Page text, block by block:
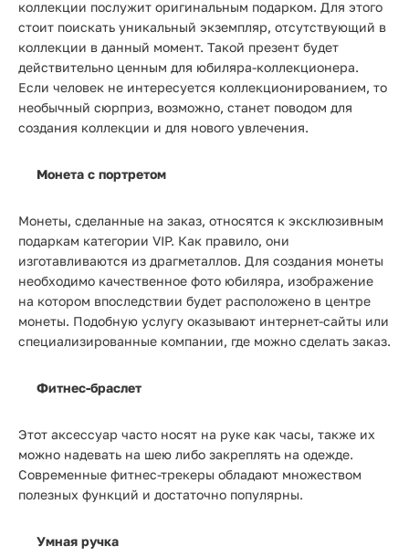
коллекции послужит оригинальным подарком. Для этого
стоит поискать уникальный экземпляр, отсутствующий в
коллекции в данный момент. Такой презент будет
действительно ценным для юбиляра-коллекционера.
Если человек не интересуется коллекционированием, то
необычный сюрприз, возможно, станет поводом для
создания коллекции и для нового увлечения.
Монета с портретом
Монеты, сделанные на заказ, относятся к эксклюзивным
подаркам категории VIP. Как правило, они
изготавливаются из драгметаллов. Для создания монеты
необходимо качественное фото юбиляра, изображение
на котором впоследствии будет расположено в центре
монеты. Подобную услугу оказывают интернет-сайты или
специализированные компании, где можно сделать заказ.
Фитнес-браслет
Этот аксессуар часто носят на руке как часы, также их
можно надевать на шею либо закреплять на одежде.
Современные фитнес-трекеры обладают множеством
полезных функций и достаточно популярны.
Умная ручка